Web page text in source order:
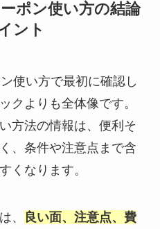
ポン使い方の結論
ント
使い方で最初に確認し
クよりも全体像です。
方法の情報は、便利そ
、条件や注意点まで含
くなります。
、
良い面、注意点、費